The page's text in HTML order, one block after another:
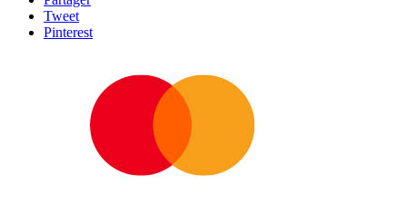
Tweet
Pinterest